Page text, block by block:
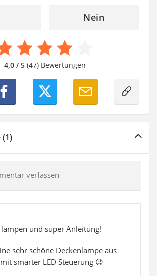
Nein
4,0 / 5(47) Bewertungen
verfassen
und super Anleitung!
sehr schöne Deckenlampe aus
smarter LED Steuerung 😉